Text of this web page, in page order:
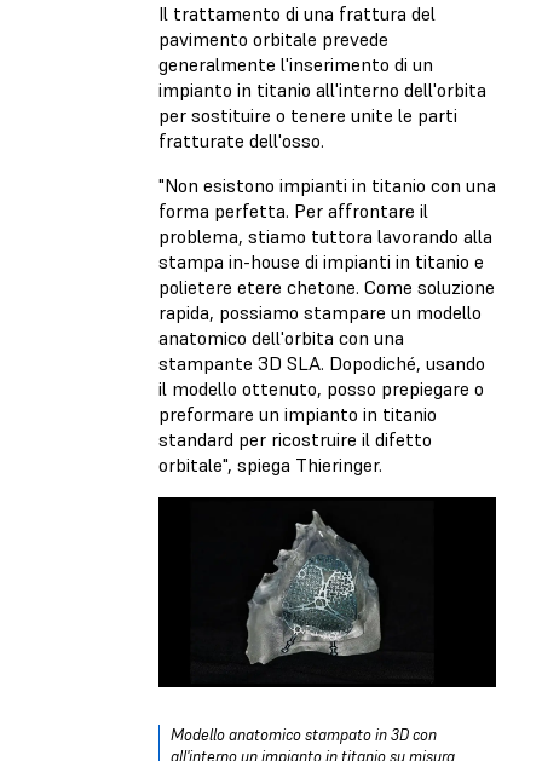
Il trattamento di una frattura del
pavimento orbitale prevede
generalmente l'inserimento di un
impianto in titanio all'interno dell'orbita
per sostituire o tenere unite le parti
fratturate dell'osso.
"Non esistono impianti in titanio con una
forma perfetta. Per affrontare il
problema, stiamo tuttora lavorando alla
stampa in-house di impianti in titanio e
polietere etere chetone. Come soluzione
rapida, possiamo stampare un modello
anatomico dell'orbita con una
stampante 3D SLA. Dopodiché, usando
il modello ottenuto, posso prepiegare o
preformare un impianto in titanio
standard per ricostruire il difetto
orbitale", spiega Thieringer.
Modello anatomico stampato in 3D con
all'interno un impianto in titanio su misura